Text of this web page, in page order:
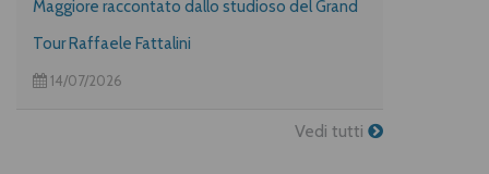
Maggiore raccontato dallo studioso del Grand
Tour Raffaele Fattalini
14/07/2026
Vedi tutti